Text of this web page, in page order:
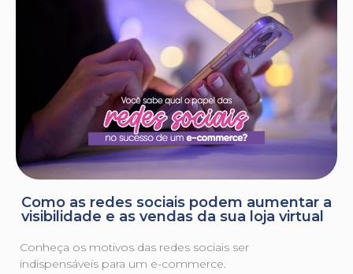
Como as redes sociais podem aumentar a
visibilidade e as vendas da sua loja virtual
Conheça os motivos das redes sociais ser
indispensáveis para um e-commerce.